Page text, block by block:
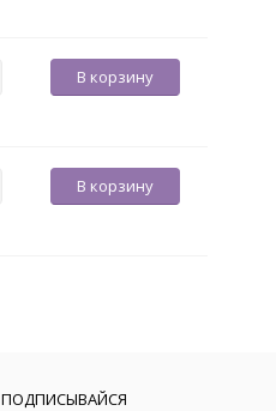
В корзину
В корзину
ПОДПИСЫВАЙСЯ